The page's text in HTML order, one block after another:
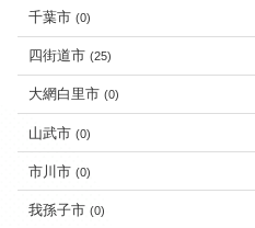
千葉市 (0)
四街道市 (25)
大網白里市 (0)
山武市 (0)
市川市 (0)
我孫子市 (0)